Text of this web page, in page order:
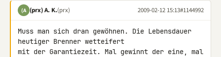
(A (prx) A. K.(prx) 2009-02-12 15:13#1144992
Muss man sich dran gewöhnen. Die Lebensdauer
heutiger Brenner wetteifert
mit der Garantiezeit. Mal gewinnt der eine, mal